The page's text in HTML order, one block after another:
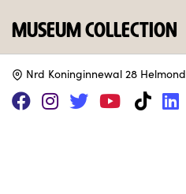
MUSEUM COLLECTION
Set up in the 70s area.
Nrd Koninginnewal 28 Helmond